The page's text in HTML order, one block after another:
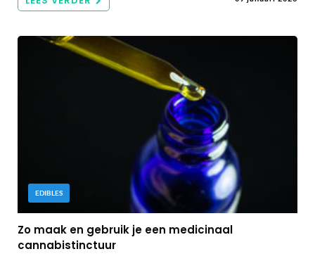
EDIBLES
Zo maak en gebruik je een medicinaal
cannabistinctuur